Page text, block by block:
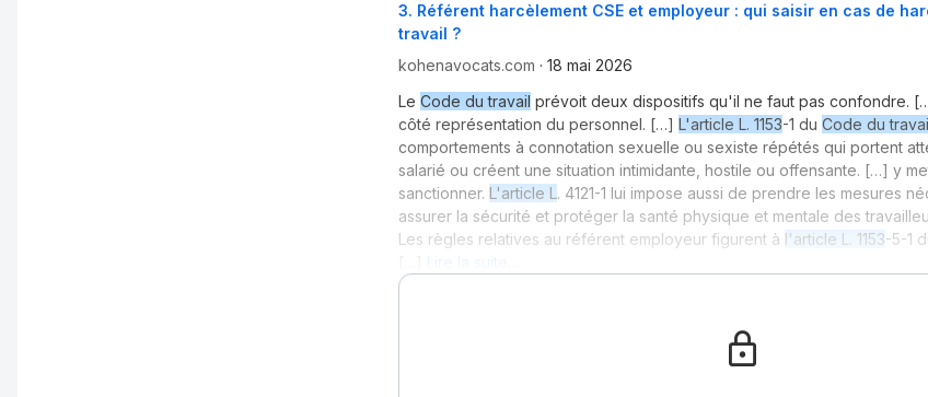
3. Référent harcèlement CSE et employeur : qui saisir en cas de
travail ?
kohenavocats.com · 18 mai 2026
Le Code du travail prévoit deux dispositifs qu'il ne faut pas confondre.
côté représentation du personnel. […] L'article L. 1153-1 du Code du
comportements à connotation sexuelle ou sexiste répétés qui portent
salarié ou créent une situation intimidante, hostile ou offensante. […] y
sanctionner. L'article L . 4121-1 lui impose aussi de prendre les mesures
assurer la sécurité et protéger la santé physique et mentale des
Les règles relatives au référent employeur figurent à l'article L. 1153-5-1
Lire la suite…